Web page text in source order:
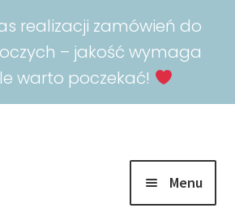
realizacji zamówień do
– jakość wymaga
warto poczekać!
Menu